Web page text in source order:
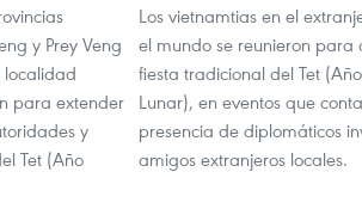
y Prey Veng
localidad
para extender
y
Tet (Año
Los vietnamtias en el
el mundo se reunieron para
fiesta tradicional del Tet
Lunar), en eventos que
presencia de diplomáticos
amigos extranjeros locales.